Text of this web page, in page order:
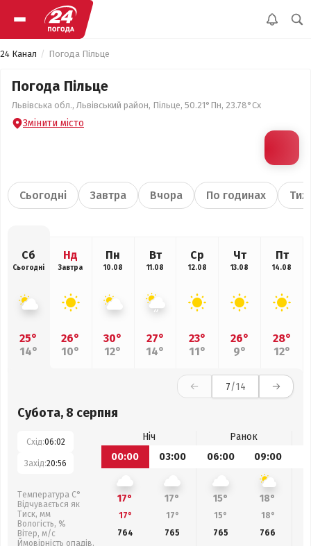
24 Канал Погода Пільце
Погода Пільце
Львівська обл., Львівський район, Пільце, 50.21°Пн, 23.78°Сх
Змінити місто
Сьогодні Завтра Вчора По годинах
Сб
Сьогодні
25°
14°
Нд
Завтра
26°
10°
Пн
10.08
30°
12°
Вт
11.08
27°
14°
Ср
12.08
23°
11°
Чт
13.08
26°
9°
Пт
14.08
28°
12°
7/14
Субота, 8 серпня
Схід:06:02
Захід:20:56
Температура С°
Відчувається як
Тиск, мм
Вологість, %
Вітер, м/с
Ймовірність опадів,
Ніч
Ранок
00:00
03:00 06:00 09:00
17° 17° 15° 18°
17° 17° 15° 18°
764
765 765 766